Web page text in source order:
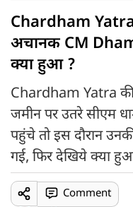
Chardham Yatra
अचानक CM
क्या हुआ ?
Chardham Yatra
जमीन पर उतरे सीएम
पहुंचे तो इस दौरान
गई, फिर देखिये क्या
Comment